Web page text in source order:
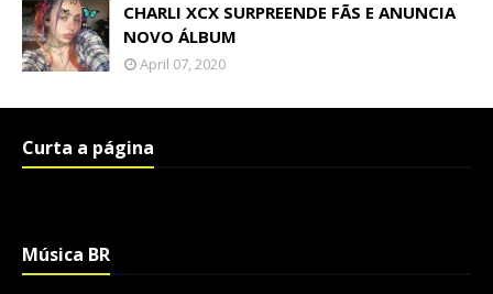
CHARLI XCX SURPREENDE FÃS E ANUNCIA
NOVO ÁLBUM
April 07, 2020
Curta a página
Música BR